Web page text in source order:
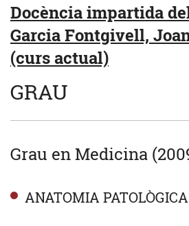
Docència impartida
Garcia Fontgivell,
(curs actual)
GRAU
Grau en Medicina
ANATOMIA